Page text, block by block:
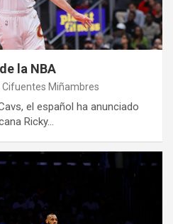
la NBA
Cifuentes Miñambres
el español ha anunciado
Ricky…